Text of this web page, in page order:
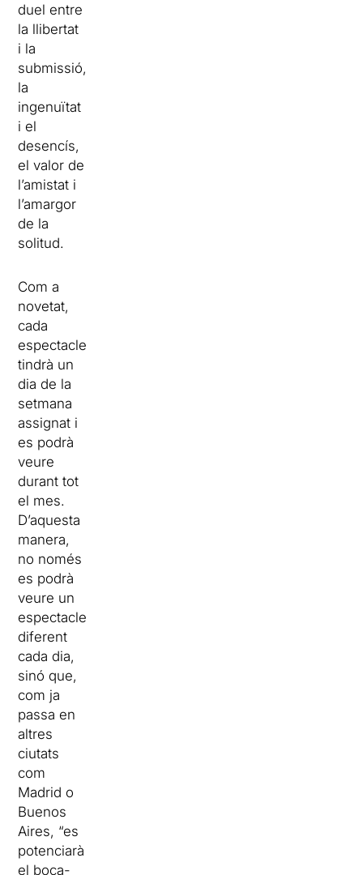
duel entre
la llibertat
i la
submissió,
la
ingenuïtat
i el
desencís,
el valor de
l’amistat i
l’amargor
de la
solitud.
Com a
novetat,
cada
espectacle
tindrà un
dia de la
setmana
assignat i
es podrà
veure
durant tot
el mes.
D’aquesta
manera,
no només
es podrà
veure un
espectacle
diferent
cada dia,
sinó que,
com ja
passa en
altres
ciutats
com
Madrid o
Buenos
Aires, “es
potenciarà
el boca­-